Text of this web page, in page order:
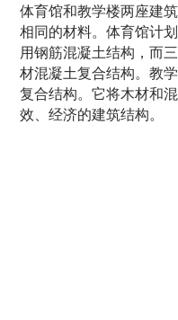
体育馆和教学楼两座建
相同的材料。体育馆计
用钢筋混凝土结构，而
材混凝土复合结构。教
复合结构。它将木材和
效、经济的建筑结构。